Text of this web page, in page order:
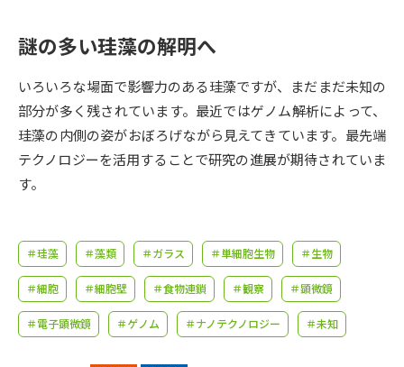
併願校選び
先輩が入学を決めた理由 テレメール全国一斉進学調査
新生活お役立ちガイド
大学で学びたい学問発見
学問のミニ講義「夢ナビ講義」 学問分野解説
謎の多い珪藻の解明へ
いろいろな場面で影響力のある珪藻ですが、まだまだ未知の
部分が多く残されています。最近ではゲノム解析によって、
珪藻の内側の姿がおぼろげながら見えてきています。最先端
テクノロジーを活用することで研究の進展が期待されていま
す。
＃珪藻 ＃藻類 ＃ガラス ＃単細胞生物 ＃生物
＃細胞 ＃細胞壁 ＃食物連鎖 ＃観察 ＃顕微鏡
＃電子顕微鏡 ＃ゲノム ＃ナノテクノロジー ＃未知